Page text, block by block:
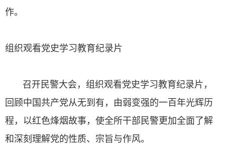
作。
组织观看党史学习教育纪录片
召开民警大会，组织观看党史学习教育纪录片，
回顾中国共产党从无到有，由弱变强的一百年光辉历
程，以红色烽烟故事，使全所干部民警更加全面了解
和深刻理解党的性质、宗旨与作风。